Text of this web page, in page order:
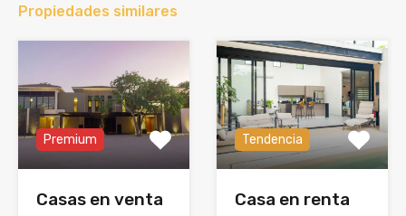
Propiedades similares
Premium
Casas en venta
Tendencia
Casa en renta